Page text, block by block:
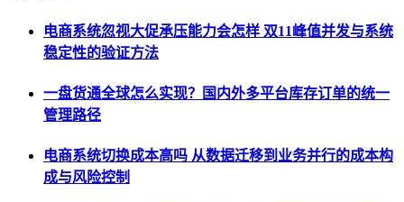
电商系统忽视大促承压能力会怎样 双11峰值并发与系统
稳定性的验证方法
一盘货通全球怎么实现？国内外多平台库存订单的统一
管理路径
电商系统切换成本高吗 从数据迁移到业务并行的成本构
成与风险控制